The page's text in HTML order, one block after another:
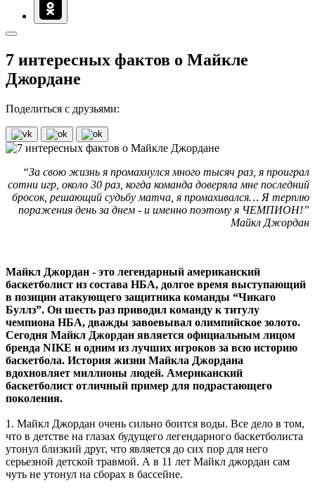
7 интересных фактов о Майкле
Джордане
Поделиться с друзьями:
“За свою жизнь я промахнулся много тысяч раз, я проиграл
сотни игр, около 30 раз, когда команда доверяла мне последний
бросок, решающий судьбу матча, я промахивался… Я терплю
поражения день за днем - и именно поэтому я ЧЕМПИОН!”
Майкл Джордан
Майкл Джордан - это легендарный американский
баскетболист из состава НБА, долгое время выступающий
в позиции атакующего защитника команды “Чикаго
Буллз”. Он шесть раз приводил команду к титулу
чемпиона НБА, дважды завоевывал олимпийское золото.
Сегодня Майкл Джордан является официальным лицом
бренда NIKE и одним из лучших игроков за всю историю
баскетбола. История жизни Майкла Джордана
вдохновляет миллионы людей. Американский
баскетболист отличный пример для подрастающего
поколения.
1. Майкл Джордан очень сильно боится воды. Все дело в том,
что в детстве на глазах будущего легендарного баскетболиста
утонул близкий друг, что является до сих пор для него
серьезной детской травмой. А в 11 лет Майкл джордан сам
чуть не утонул на сборах в бассейне.